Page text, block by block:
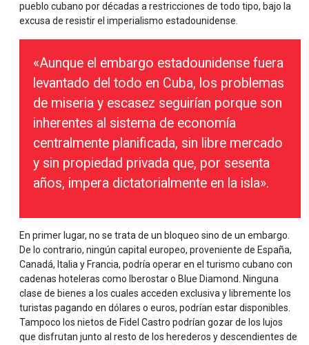
pueblo cubano por décadas a restricciones de todo tipo, bajo la
excusa de resistir el imperialismo estadounidense.
«Aunque el embargo estadounidense fuera
levantado del todo en Cuba, los problemas
de miseria y escasez seguirían porque son
inherentes al sistema de economía
centralmente planificada, sin libre mercado
y sin propiedad privada que, por sesenta
años, impera dictatorialmente en la isla».
En primer lugar, no se trata de un bloqueo sino de un embargo.
De lo contrario, ningún capital europeo, proveniente de España,
Canadá, Italia y Francia, podría operar en el turismo cubano con
cadenas hoteleras como Iberostar o Blue Diamond. Ninguna
clase de bienes a los cuales acceden exclusiva y libremente los
turistas pagando en dólares o euros, podrían estar disponibles.
Tampoco los nietos de Fidel Castro podrían gozar de los lujos
que disfrutan junto al resto de los herederos y descendientes de